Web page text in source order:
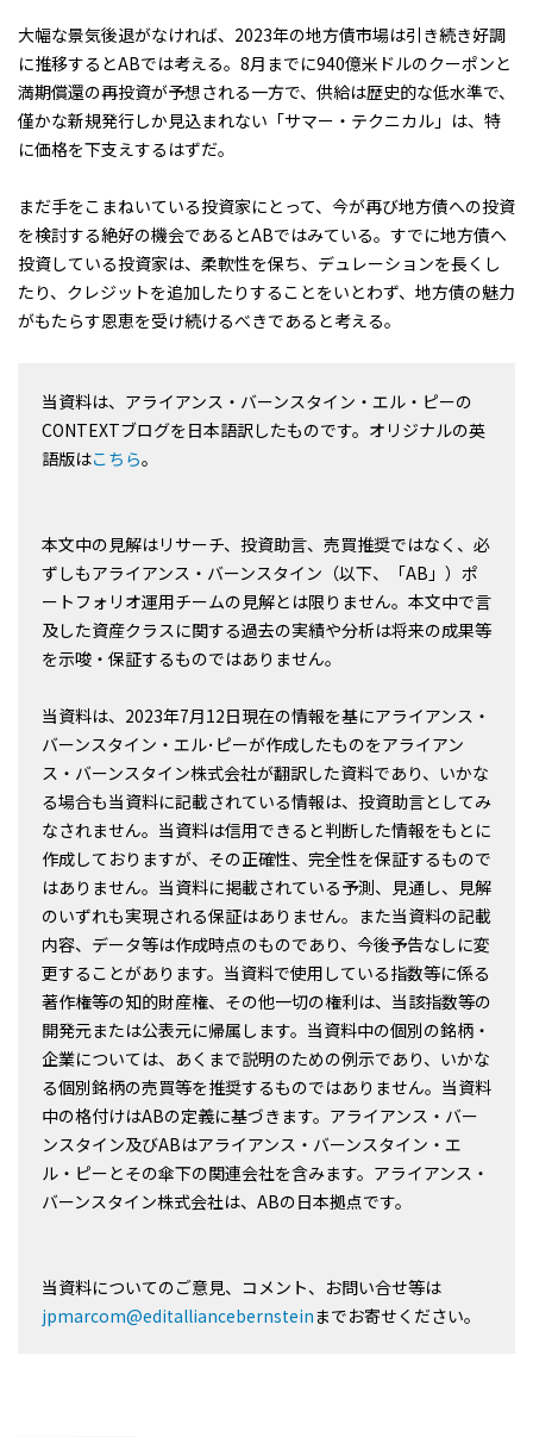
大幅な景気後退がなければ、2023年の地方債市場は引き続き好調
に推移するとABでは考える。8月までに940億米ドルのクーポンと
満期償還の再投資が予想される一方で、供給は歴史的な低水準で、
僅かな新規発行しか見込まれない「サマー・テクニカル」は、特
に価格を下支えするはずだ。
まだ手をこまねいている投資家にとって、今が再び地方債への投資
を検討する絶好の機会であるとABではみている。すでに地方債へ
投資している投資家は、柔軟性を保ち、デュレーションを長くし
たり、クレジットを追加したりすることをいとわず、地方債の魅力
がもたらす恩恵を受け続けるべきであると考える。
当資料は、アライアンス・バーンスタイン・エル・ピーの
CONTEXTブログを日本語訳したものです。オリジナルの英
語版はこちら。
本文中の見解はリサーチ、投資助言、売買推奨ではなく、必
ずしもアライアンス・バーンスタイン（以下、「AB」）ポ
ートフォリオ運用チームの見解とは限りません。本文中で言
及した資産クラスに関する過去の実績や分析は将来の成果等
を示唆・保証するものではありません。
当資料は、2023年7月12日現在の情報を基にアライアンス・
バーンスタイン・エル･ピーが作成したものをアライアン
ス・バーンスタイン株式会社が翻訳した資料であり、いかな
る場合も当資料に記載されている情報は、投資助言としてみ
なされません。当資料は信用できると判断した情報をもとに
作成しておりますが、その正確性、完全性を保証するもので
はありません。当資料に掲載されている予測、見通し、見解
のいずれも実現される保証はありません。また当資料の記載
内容、データ等は作成時点のものであり、今後予告なしに変
更することがあります。当資料で使用している指数等に係る
著作権等の知的財産権、その他一切の権利は、当該指数等の
開発元または公表元に帰属します。当資料中の個別の銘柄・
企業については、あくまで説明のための例示であり、いかな
る個別銘柄の売買等を推奨するものではありません。当資料
中の格付けはABの定義に基づきます。アライアンス・バー
ンスタイン及びABはアライアンス・バーンスタイン・エ
ル・ピーとその傘下の関連会社を含みます。アライアンス・
バーンスタイン株式会社は、ABの日本拠点です。
当資料についてのご意見、コメント、お問い合せ等は
jpmarcom@editalliancebernsteinまでお寄せください。